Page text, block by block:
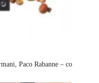
Paco Rabanne – co